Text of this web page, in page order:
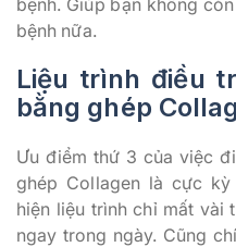
bệnh. Giúp bạn không
bệnh nữa.
Liệu trình điều
bằng ghép
Ưu điểm thứ 3 của việc
ghép Collagen là cực
hiện liệu trình chỉ mất vài
ngay trong ngày. Cũng